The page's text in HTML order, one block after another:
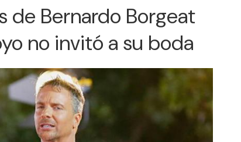
de Bernardo Borgeat
no invitó a su boda